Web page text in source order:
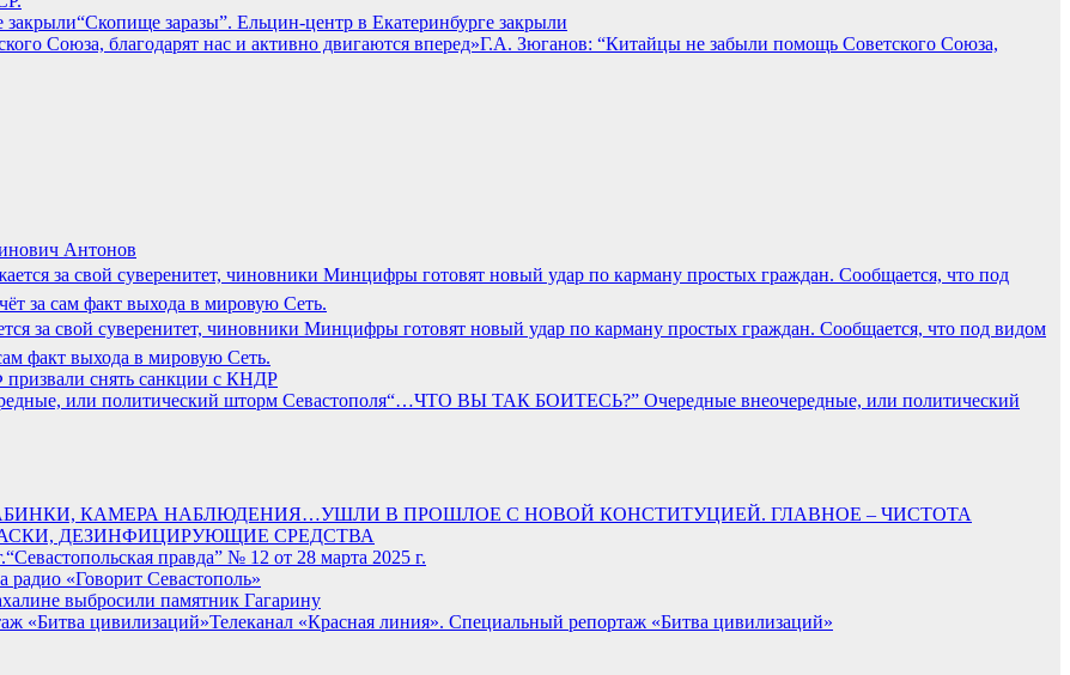
“Скопище заразы”. Ельцин-центр в Екатеринбурге закрыли
Г.А. Зюганов: “Китайцы не забыли помощь Советского Союза,
Антонов
за свой суверенитет, чиновники Минцифры готовят новый удар по карману простых граждан. Сообщается, что под видом
факт выхода в мировую Сеть.
снять санкции с КНДР
“…ЧТО ВЫ ТАК БОИТЕСЬ?” Очередные внеочередные, или политический
КАМЕРА НАБЛЮДЕНИЯ…УШЛИ В ПРОШЛОЕ С НОВОЙ КОНСТИТУЦИЕЙ. ГЛАВНОЕ – ЧИСТОТА
ДЕЗИНФИЦИРУЮЩИЕ СРЕДСТВА
“Севастопольская правда” № 12 от 28 марта 2025 г.
радио «Говорит Севастополь»
выбросили памятник Гагарину
Телеканал «Красная линия». Специальный репортаж «Битва цивилизаций»